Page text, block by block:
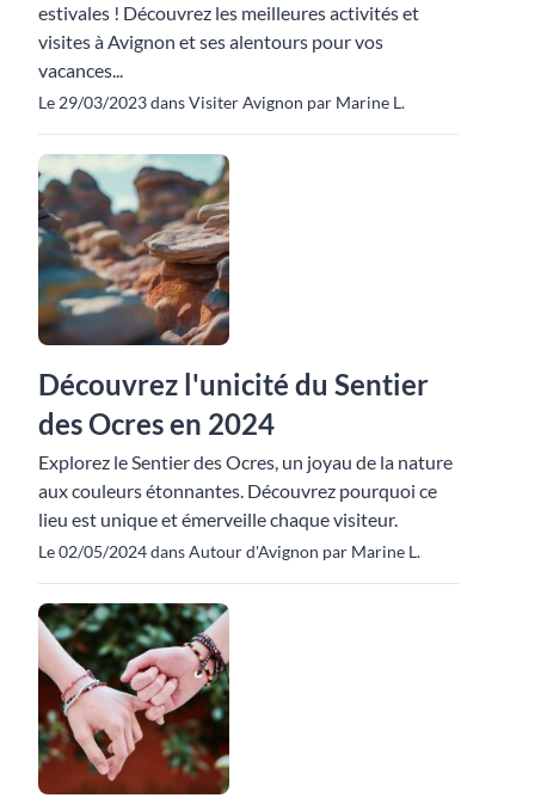
estivales ! Découvrez les meilleures activités et
visites à Avignon et ses alentours pour vos
vacances...
Le 29/03/2023 dans Visiter Avignon par Marine L.
Découvrez l'unicité du Sentier
des Ocres en 2024
Explorez le Sentier des Ocres, un joyau de la nature
aux couleurs étonnantes. Découvrez pourquoi ce
lieu est unique et émerveille chaque visiteur.
Le 02/05/2024 dans Autour d'Avignon par Marine L.